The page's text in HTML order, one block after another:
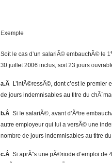
Exemple
Soit le cas d’un salariÃ© embauchÃ© le 1
30 juillet 2006 inclus, soit 23 jours
a.Â L’intÃ©ressÃ©, dont c’est le
de jours indemnisables au titre du
b.Â Si le salariÃ©, avant d’Ãªtre
autre employeur qui lui a versÃ© une
nombre de jours indemnisables au titre
c.Â Si aprÃ¨s une pÃ©riode d’emploi de